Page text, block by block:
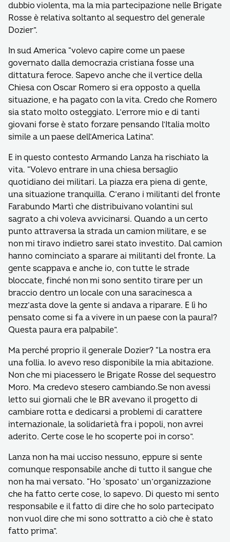
dubbio violenta, ma la mia partecipazione nelle Brigate
Rosse è relativa soltanto al sequestro del generale
Dozier”.
In sud America “volevo capire come un paese
governato dalla democrazia cristiana fosse una
dittatura feroce. Sapevo anche che il vertice della
Chiesa con Oscar Romero si era opposto a quella
situazione, e ha pagato con la vita. Credo che Romero
sia stato molto osteggiato. L’errore mio e di tanti
giovani forse è stato forzare pensando l’Italia molto
simile a un paese dell’America Latina”.
E in questo contesto Armando Lanza ha rischiato la
vita. “Volevo entrare in una chiesa bersaglio
quotidiano dei militari. La piazza era piena di gente,
una situazione tranquilla. C’erano i militanti del fronte
Farabundo Martì che distribuivano volantini sul
sagrato a chi voleva avvicinarsi. Quando a un certo
punto attraversa la strada un camion militare, e se
non mi tiravo indietro sarei stato investito. Dal camion
hanno cominciato a sparare ai militanti del fronte. La
gente scappava e anche io, con tutte le strade
bloccate, finché non mi sono sentito tirare per un
braccio dentro un locale con una saracinesca a
mezz’asta dove la gente si andava a riparare. E lì ho
pensato come si fa a vivere in un paese con la paura!?
Questa paura era palpabile”.
Ma perché proprio il generale Dozier? “La nostra era
una follia. Io avevo reso disponibile la mia abitazione.
Non che mi piacessero le Brigate Rosse del sequestro
Moro. Ma credevo stesero cambiando.Se non avessi
letto sui giornali che le BR avevano il progetto di
cambiare rotta e dedicarsi a problemi di carattere
internazionale, la solidarietà fra i popoli, non avrei
aderito. Certe cose le ho scoperte poi in corso”.
Lanza non ha mai ucciso nessuno, eppure si sente
comunque responsabile anche di tutto il sangue che
non ha mai versato. “Ho ‘sposato’ un’organizzazione
che ha fatto certe cose, lo sapevo. Di questo mi sento
responsabile e il fatto di dire che ho solo partecipato
non vuol dire che mi sono sottratto a ciò che è stato
fatto prima”.